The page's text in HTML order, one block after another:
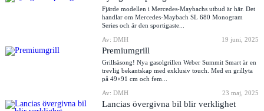
Fjärde modellen i Mercedes-Maybachs utbud är här. Det
handlar om Mercedes-Maybach SL 680 Monogram
Series och är den sportigaste...
Av: DMH
19 juni, 2025
Premiumgrill
Grillsäsong! Nya gasolgrillen Weber Summit Smart är en
trevlig bekantskap med exklusiv touch. Med en grillyta
på 49×91 cm och fem...
Av: DMH
23 maj, 2025
Lancias övergivna bil blir verklighet